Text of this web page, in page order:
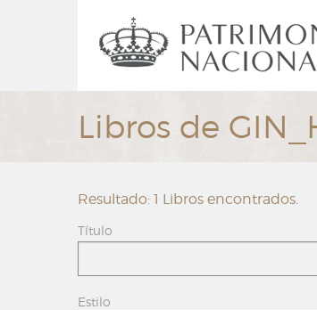
Navegación
principal
Libros de
Resultado: 1 Libros encontrados.
Título
Estilo